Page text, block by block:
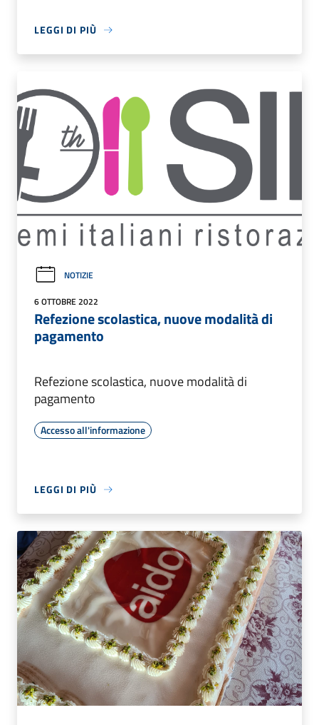
LEGGI DI PIÙ
NOTIZIE
6 OTTOBRE 2022
Refezione scolastica, nuove modalità di
pagamento
Refezione scolastica, nuove modalità di
pagamento
Accesso all'informazione
LEGGI DI PIÙ